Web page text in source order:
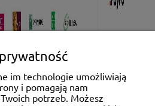
Pomoc
im technologie umożliwiają
i pomagają nam
potrzeb. Możesz